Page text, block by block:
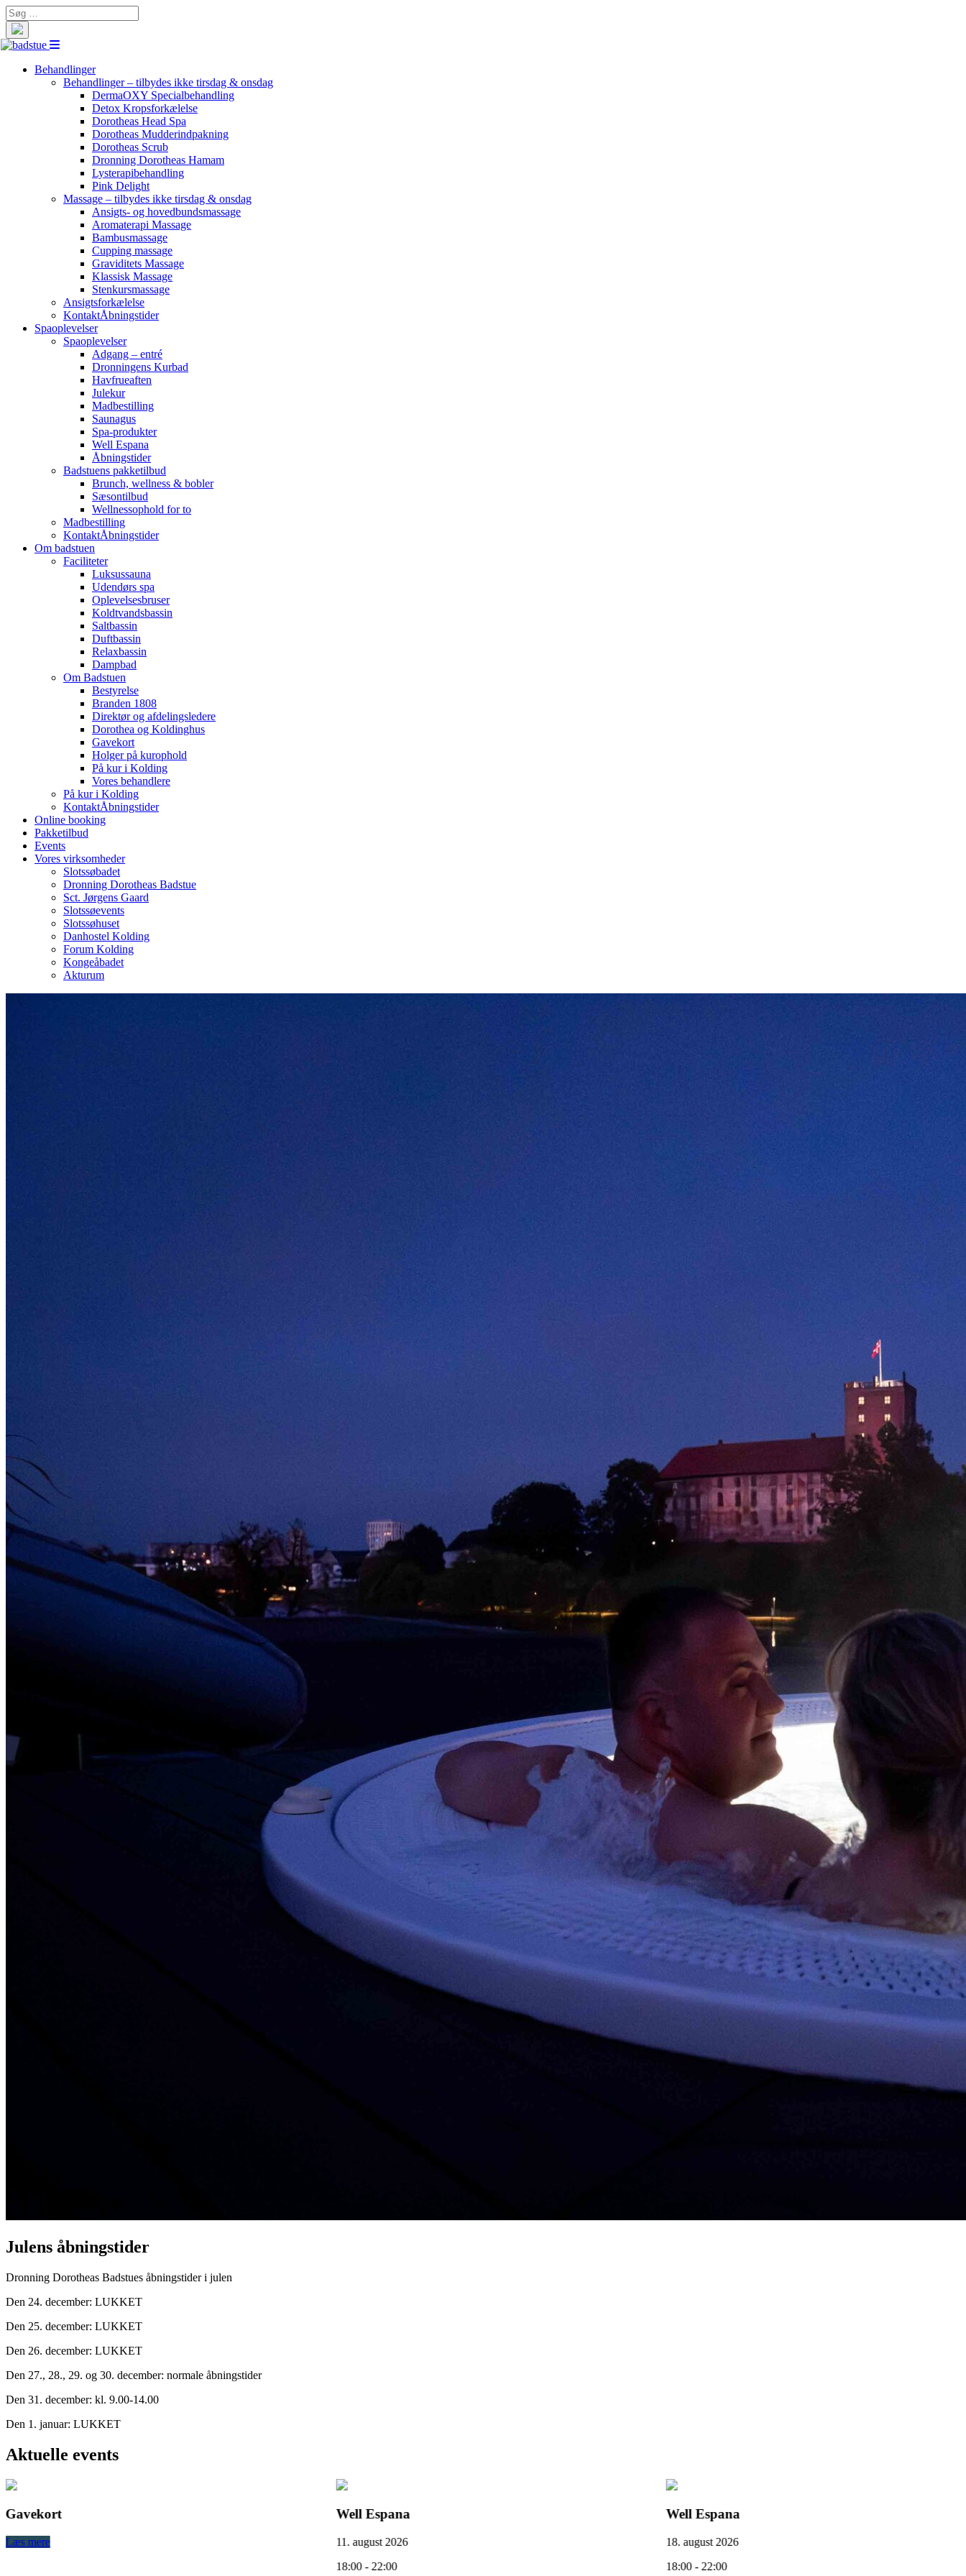
Search
for:
Behandlinger
Behandlinger – tilbydes ikke tirsdag & onsdag
DermaOXY Specialbehandling
Detox Kropsforkælelse
Dorotheas Head Spa
Dorotheas Mudderindpakning
Dorotheas Scrub
Dronning Dorotheas Hamam
Lysterapibehandling
Pink Delight
Massage – tilbydes ikke tirsdag & onsdag
Ansigts- og hovedbundsmassage
Aromaterapi Massage
Bambusmassage
Cupping massage
Graviditets Massage
Klassisk Massage
Stenkursmassage
Ansigtsforkælelse
KontaktÅbningstider
Spaoplevelser
Spaoplevelser
Adgang – entré
Dronningens Kurbad
Havfrueaften
Julekur
Madbestilling
Saunagus
Spa-produkter
Well Espana
Åbningstider
Badstuens pakketilbud
Brunch, wellness & bobler
Sæsontilbud
Wellnessophold for to
Madbestilling
KontaktÅbningstider
Om badstuen
Faciliteter
Luksussauna
Udendørs spa
Oplevelsesbruser
Koldtvandsbassin
Saltbassin
Duftbassin
Relaxbassin
Dampbad
Om Badstuen
Bestyrelse
Branden 1808
Direktør og afdelingsledere
Dorothea og Koldinghus
Gavekort
Holger på kurophold
På kur i Kolding
Vores behandlere
På kur i Kolding
KontaktÅbningstider
Online booking
Pakketilbud
Events
Vores virksomheder
Slotssøbadet
Dronning Dorotheas Badstue
Sct. Jørgens Gaard
Slotssøevents
Slotssøhuset
Danhostel Kolding
Forum Kolding
Kongeåbadet
Akturum
Julens åbningstider
Dronning Dorotheas Badstues åbningstider i julen
Den 24. december: LUKKET
Den 25. december: LUKKET
Den 26. december: LUKKET
Den 27., 28., 29. og 30. december: normale åbningstider
Den 31. december: kl. 9.00-14.00
Den 1. januar: LUKKET
Aktuelle events
Gavekort
Læs mere
Well Espana
11. august 2026
18:00 - 22:00
Well Espana
18. august 2026
18:00 - 22:00